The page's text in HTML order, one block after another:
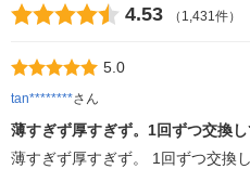
4.53 （1,431件）
5.0
tan********さん
薄すぎず厚すぎず。1回ずつ交換
薄すぎず厚すぎず。 1回ずつ交換